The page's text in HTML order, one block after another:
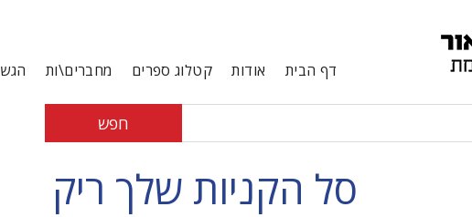
דף הבית אודות קטלוג ספרים מחברים\ות
חפש
סל הקניות שלך ריק